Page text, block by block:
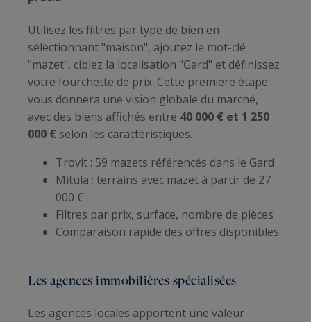
Utilisez les filtres par type de bien en
sélectionnant "maison", ajoutez le mot-clé
"mazet", ciblez la localisation "Gard" et définissez
votre fourchette de prix. Cette première étape
vous donnera une vision globale du marché,
avec des biens affichés entre 40 000 € et 1 250
000 € selon les caractéristiques.
Trovit : 59 mazets référencés dans le Gard
Mitula : terrains avec mazet à partir de 27
000 €
Filtres par prix, surface, nombre de pièces
Comparaison rapide des offres disponibles
Les agences immobilières spécialisées
Les agences locales apportent une valeur